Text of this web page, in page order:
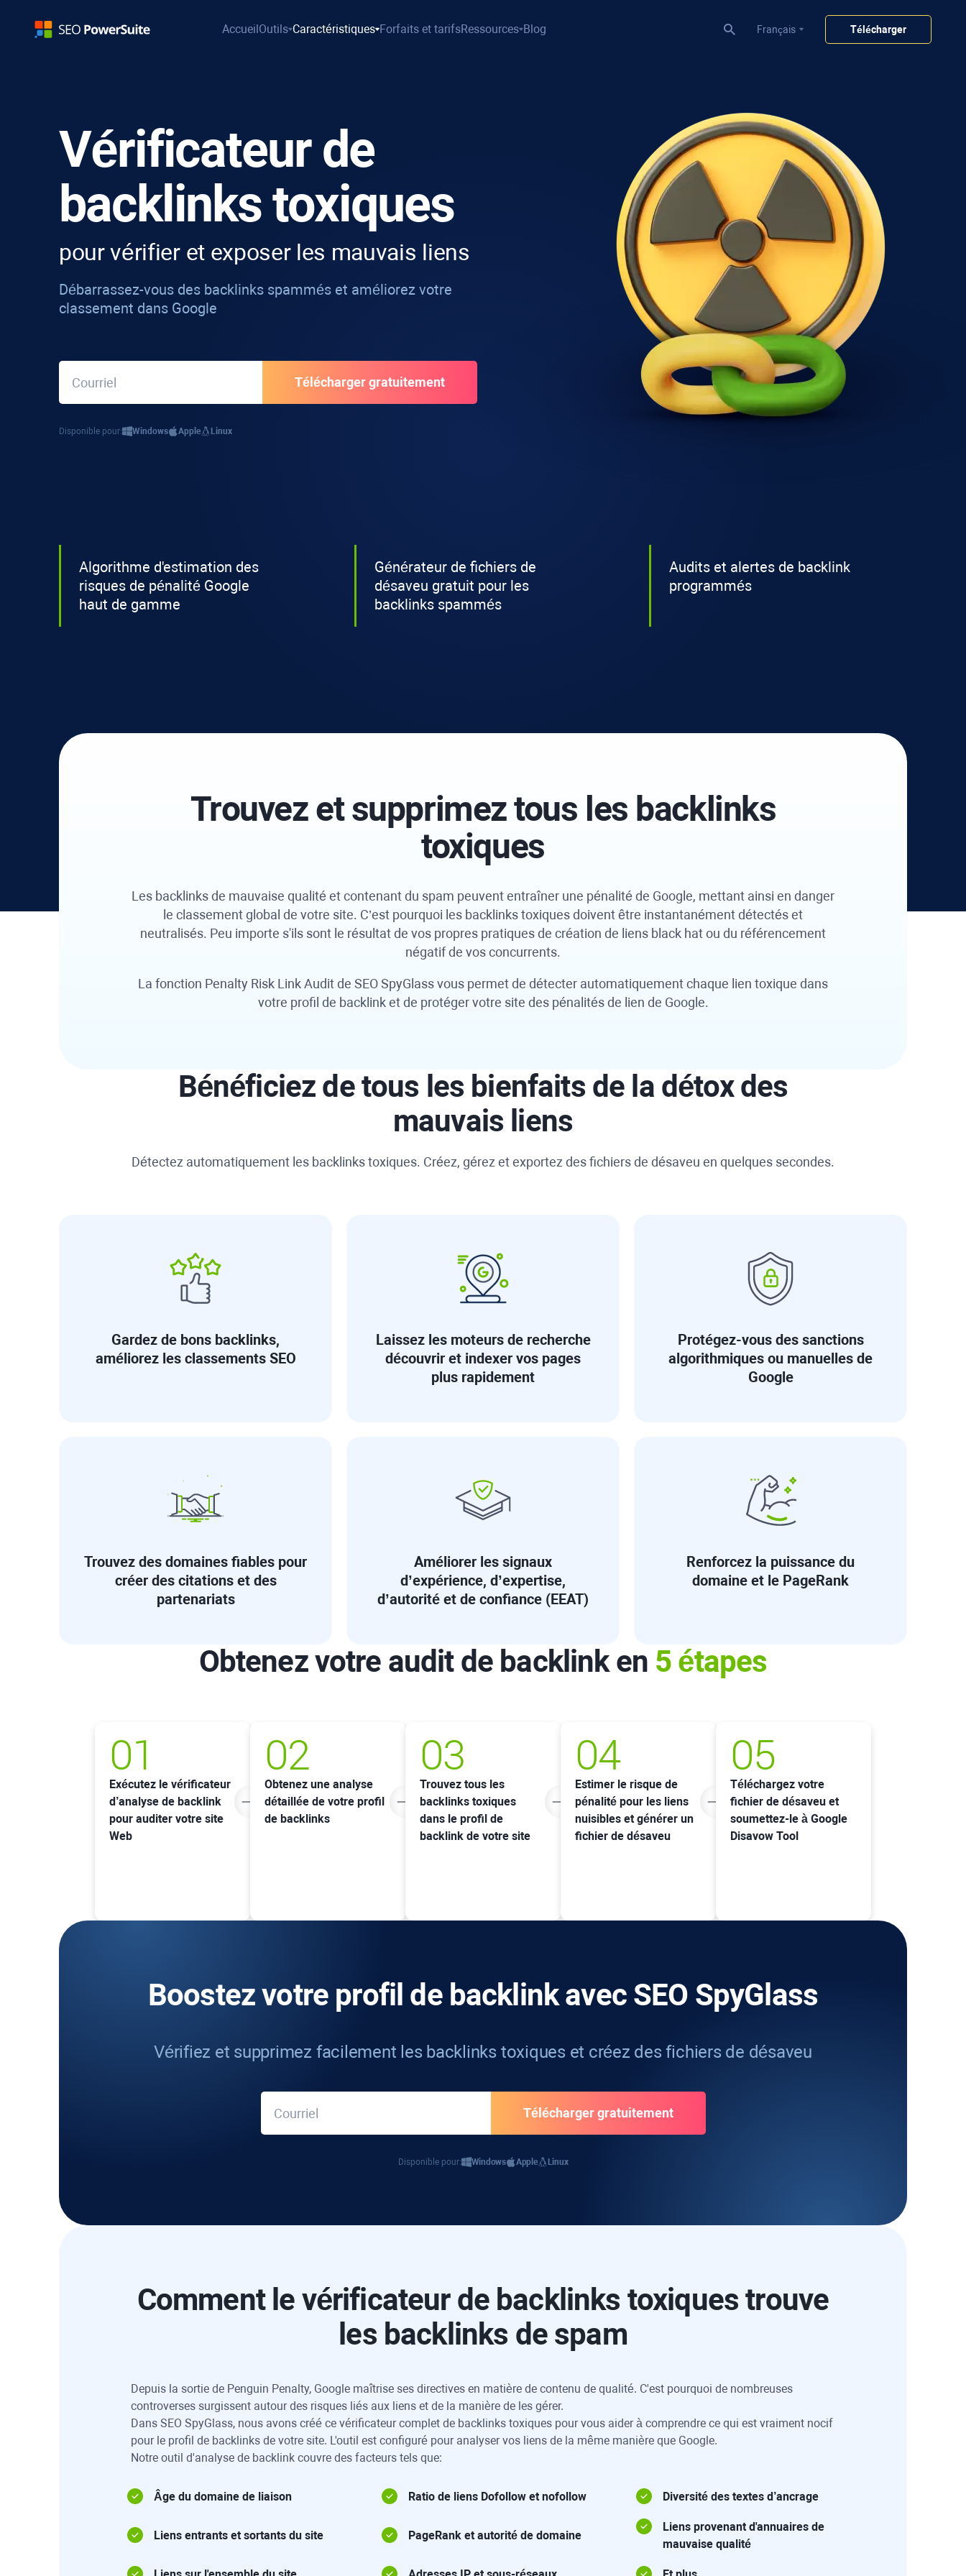
AccueilOutils Caractéristiques Forfaits et tarifsRessources Blog Français Télécharger
Vérificateur de
backlinks toxiques
pour vérifier et exposer les mauvais liens
Débarrassez-vous des backlinks spammés et améliorez votre
classement dans Google
Disponible pour: Windows Apple Linux
Algorithme d'estimation des
risques de pénalité Google
haut de gamme
Générateur de fichiers de
désaveu gratuit pour les
backlinks spammés
Audits et alertes de backlink
programmés
Trouvez et supprimez tous les backlinks
toxiques
Les backlinks de mauvaise qualité et contenant du spam peuvent entraîner une pénalité de Google, mettant ainsi en danger
le classement global de votre site. C’est pourquoi les backlinks toxiques doivent être instantanément détectés et
neutralisés. Peu importe s'ils sont le résultat de vos propres pratiques de création de liens black hat ou du référencement
négatif de vos concurrents.
La fonction Penalty Risk Link Audit de SEO SpyGlassvous permet de détecter automatiquement chaque lien toxique dans
votre profil de backlink et de protéger votre site des pénalités de lien de Google.
Bénéficiez de tous les bienfaits de la détox des
mauvais liens
Détectez automatiquement les backlinks toxiques. Créez, gérez et exportez des fichiers de désaveu en quelques secondes.
Gardez de bons backlinks,
améliorez les classements SEO
Laissez les moteurs de recherche
découvrir et indexer vos pages
plus rapidement
Protégez-vous des sanctions
algorithmiques ou manuelles de
Google
Trouvez des domaines fiables pour
créer des citations et des
partenariats
Améliorer les signaux
d’expérience, d’expertise,
d’autorité et de confiance (EEAT)
Renforcez la puissance du
domaine et le PageRank
Obtenez votre audit de backlink en 5 étapes
01
Exécutez le vérificateur
d’analyse de backlink
pour auditer votre site
Web
02
Obtenez une analyse
détaillée de votre profil
de backlinks
03
Trouvez tous les
backlinks toxiques
dans le profil de
backlink de votre site
04
Estimer le risque de
pénalité pour les liens
nuisibles et générer un
fichier de désaveu
05
Téléchargez votre
fichier de désaveu et
soumettez-le à Google
Disavow Tool
Boostez votre profil de backlink avec SEO SpyGlass
Vérifiez et supprimez facilement les backlinks toxiques et créez des fichiers de désaveu
Disponible pour: Windows Apple Linux
Comment le vérificateur de backlinks toxiques trouve
les backlinks de spam
Depuis la sortie de Penguin Penalty, Google maîtrise ses directives en matière de contenu de qualité. C'est pourquoi de nombreuses
controverses surgissent autour des risques liés aux liens et de la manière de les gérer.
Dans SEO SpyGlass, nous avons créé ce vérificateur complet de backlinks toxiques pour vous aider à comprendre ce qui est vraiment nocif
pour le profil de backlinks de votre site. L'outil est configuré pour analyser vos liens de la même manière que Google.
Notre outil d'analyse de backlink couvre des facteurs tels que:
Âge du domaine de liaison Ratio de liens Dofollow et nofollow Diversité des textes d’ancrage
Liens entrants et sortants du site PageRank et autorité de domaine
Liens provenant d'annuaires de
mauvaise qualité